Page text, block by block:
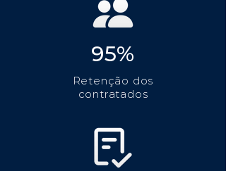
95%
Retenção dos
contratados